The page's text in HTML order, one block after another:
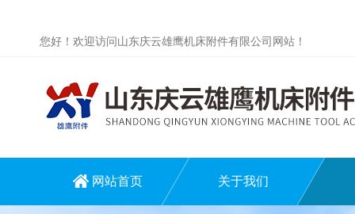
您好！欢迎访问山东庆云雄鹰机床附件有限公司网站！
网站首页 关于我们